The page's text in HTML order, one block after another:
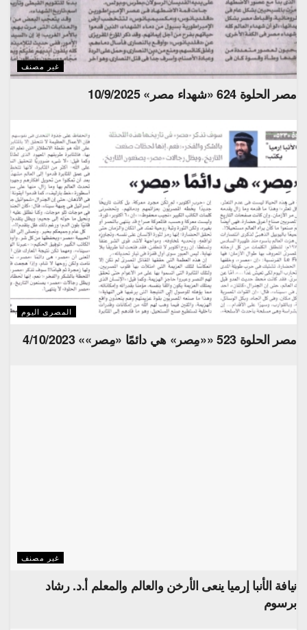
غير مصنف
مصر الحلوة 624 «شهداء مصر» 10/9/2025
المصرى اليوم
مصر الحلوة 523 ««مِصر» هي دائمًا «مِصر»» 4/10/2023
غير مصنف
نيافة الأنبا إرميا ينعى الأرخن والعالم والمعلم أ.د. رشاد
برسوم